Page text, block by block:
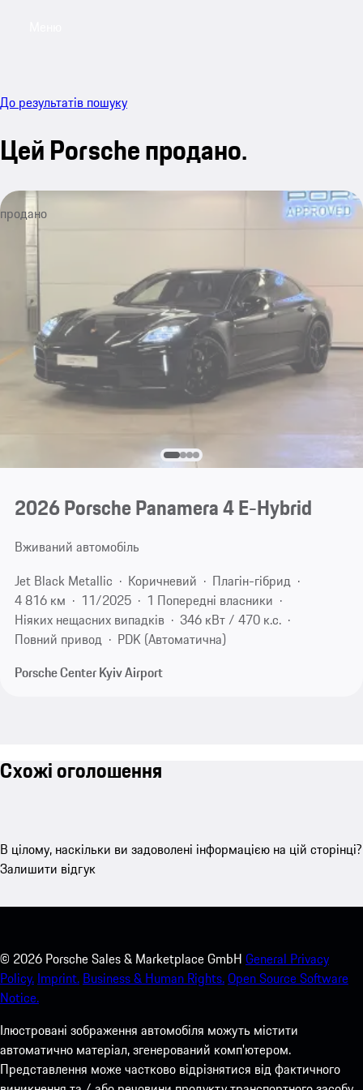
До результатів пошуку
Цей Porsche продано.
продано
2026 Porsche Panamera 4 E-Hybrid
Вживаний автомобіль
Jet Black Metallic
Коричневий
Плагін-гібрид
4 816 км
11/2025
1 Попередні власники
Ніяких нещасних випадків
346 кВт / 470 к.с.
Повний привод
PDK (Автоматична)
Porsche Center Kyiv Airport
Схожі оголошення
В цілому, наскільки ви задоволені інформацією на цій сторінці?
Залишити відгук
© 2026 Porsche Sales & Marketplace GmbH General Privacy
Policy. Imprint. Business & Human Rights.Open Source Software
Notice.
Ілюстровані зображення автомобіля можуть містити
автоматично матеріал, згенерований комп'ютером.
Представлення може частково відрізнятися від фактичного